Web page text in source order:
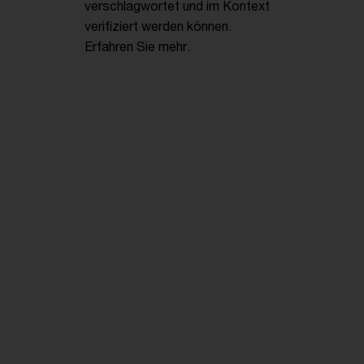
verschlagwortet und im Kontext
verifiziert werden können.
Erfahren Sie mehr.